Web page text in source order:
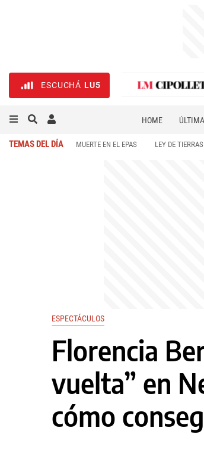
ESCUCHÁ LU5
HOME
TEMAS DEL DÍA MUERTE EN EL EPAS LEY DE TIERRAS
ESPECTÁCULOS
Florencia
vuelta” en
cómo